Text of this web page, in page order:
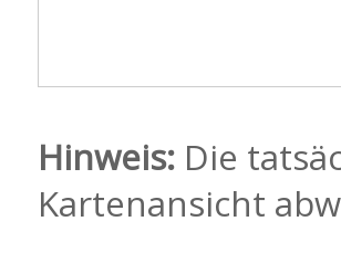
Hinweis: Die
Kartenansicht